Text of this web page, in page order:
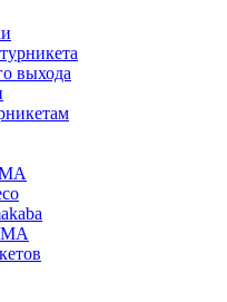
выхода